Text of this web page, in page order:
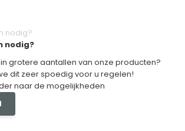
nodig?
grotere aantallen van onze producten?
dit zeer spoedig voor u regelen!
naar de mogelijkheden